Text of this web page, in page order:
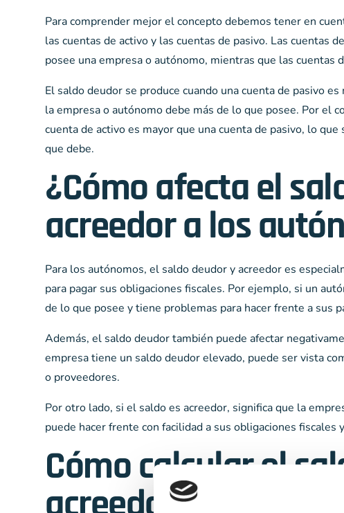
Para comprender mejor el concepto debemos tener en
las cuentas de activo y las cuentas de pasivo. Las cuentas
posee una empresa o autónomo, mientras que las cuentas
El saldo deudor se produce cuando una cuenta de pasivo
la empresa o autónomo debe más de lo que posee. Por el
cuenta de activo es mayor que una cuenta de pasivo, lo
que debe.
¿Cómo afecta el
acreedor a los
Para los autónomos, el saldo deudor y acreedor es
para pagar sus obligaciones fiscales. Por ejemplo, si un
de lo que posee y tiene problemas para hacer frente a sus
Además, el saldo deudor también puede afectar
empresa tiene un saldo deudor elevado, puede ser vista
o proveedores.
Por otro lado, si el saldo es acreedor, significa que la
puede hacer frente con facilidad a sus obligaciones fiscales
Cómo calcular el